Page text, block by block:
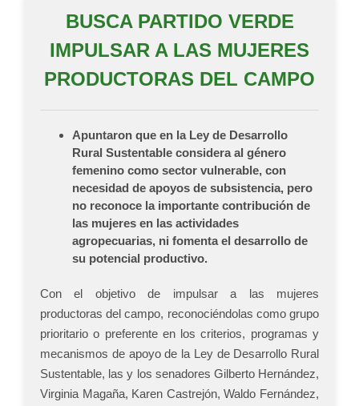
BUSCA PARTIDO VERDE
IMPULSAR A LAS MUJERES
PRODUCTORAS DEL CAMPO
Apuntaron que en la Ley de Desarrollo
Rural Sustentable considera al género
femenino como sector vulnerable, con
necesidad de apoyos de subsistencia, pero
no reconoce la importante contribución de
las mujeres en las actividades
agropecuarias, ni fomenta el desarrollo de
su potencial productivo.
Con el objetivo de impulsar a las mujeres
productoras del campo, reconociéndolas como grupo
prioritario o preferente en los criterios, programas y
mecanismos de apoyo de la Ley de Desarrollo Rural
Sustentable, las y los senadores Gilberto Hernández,
Virginia Magaña, Karen Castrejón, Waldo Fernández,